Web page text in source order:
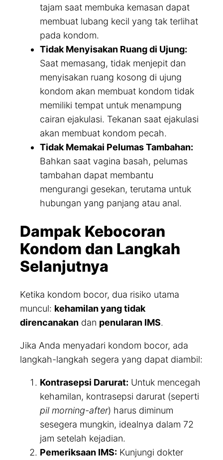
tajam saat membuka kemasan dapat
membuat lubang kecil yang tak terlihat
pada kondom.
Tidak Menyisakan Ruang di Ujung:
Saat memasang, tidak menjepit dan
menyisakan ruang kosong di ujung
kondom akan membuat kondom tidak
memiliki tempat untuk menampung
cairan ejakulasi. Tekanan saat ejakulasi
akan membuat kondom pecah.
Tidak Memakai Pelumas Tambahan:
Bahkan saat vagina basah, pelumas
tambahan dapat membantu
mengurangi gesekan, terutama untuk
hubungan yang panjang atau anal.
Dampak Kebocoran
Kondom dan Langkah
Selanjutnya
Ketika kondom bocor, dua risiko utama
muncul: kehamilan yang tidak
direncanakan dan penularan IMS.
Jika Anda menyadari kondom bocor, ada
langkah-langkah segera yang dapat diambil:
Kontrasepsi Darurat: Untuk mencegah
kehamilan, kontrasepsi darurat (seperti
pil morning-after) harus diminum
sesegera mungkin, idealnya dalam 72
jam setelah kejadian.
Pemeriksaan IMS: Kunjungi dokter